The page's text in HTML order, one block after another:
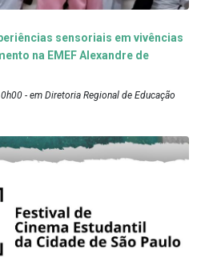
sensoriais em vivências
na EMEF Alexandre de
- em Diretoria Regional de Educação